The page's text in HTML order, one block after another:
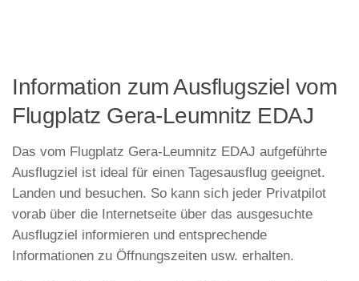
Information zum Ausflugsziel vom
Flugplatz Gera-Leumnitz EDAJ
Das vom Flugplatz Gera-Leumnitz EDAJ aufgeführte
Ausflugziel ist ideal für einen Tagesausflug geeignet.
Landen und besuchen. So kann sich jeder Privatpilot
vorab über die Internetseite über das ausgesuchte
Ausflugziel informieren und entsprechende
Informationen zu Öffnungszeiten usw. erhalten.